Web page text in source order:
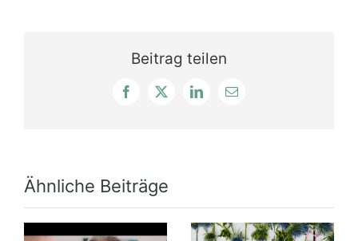
Beitrag teilen
Facebook
X LinkedIn
E-
Ähnliche Beiträge